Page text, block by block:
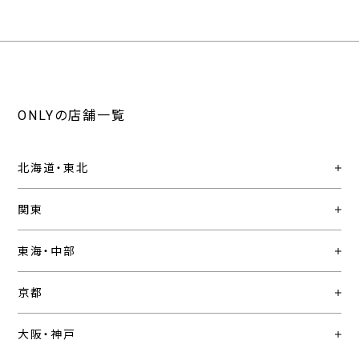
ONLYの店舗一覧
北海道・東北
関東
東海・中部
京都
大阪・神戸